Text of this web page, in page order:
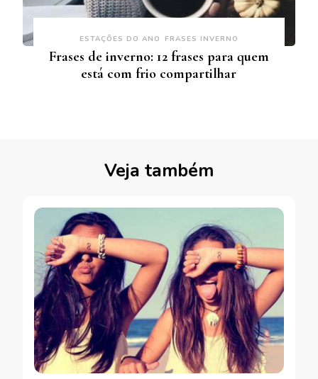
ESTAÇÕES DO ANO FRASES INVERNO
Frases de inverno: 12 frases para quem
está com frio compartilhar
Veja também